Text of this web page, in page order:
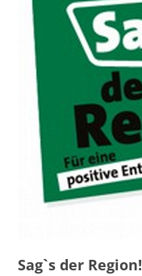
Sag`s der Region!